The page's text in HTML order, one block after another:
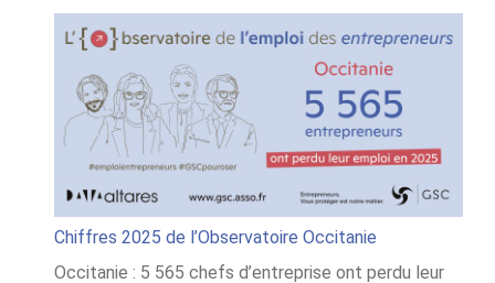
Chiffres 2025 de l’Observatoire Occitanie
Occitanie : 5 565 chefs d’entreprise ont perdu leur